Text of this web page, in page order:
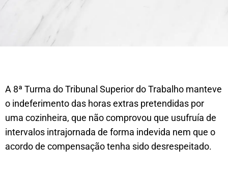
A 8ª Turma do Tribunal Superior do Trabalho manteve
o indeferimento das horas extras pretendidas por
uma cozinheira, que não comprovou que usufruía de
intervalos intrajornada de forma indevida nem que o
acordo de compensação tenha sido desrespeitado.